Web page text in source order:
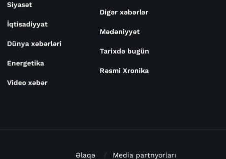
Siyasət
İqtisadiyyat
Dünya xəbərləri
Energetika
Video xəbər
Digər xəbərlər
Mədəniyyət
Tarixdə bugün
Rəsmi Xronika
Əlaqə Media partnyorları